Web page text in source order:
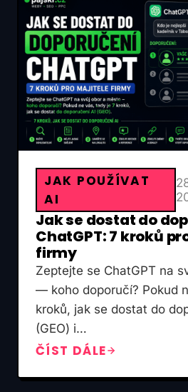
JAK POUŽÍVAT
AI
Jak se dostat do
ChatGPT: 7 kroků
firmy
Zeptejte se ChatGPT na
— koho doporučí? Pokud
kroků, jak se dostat do
(GEO) i…
ČÍST DÁLE